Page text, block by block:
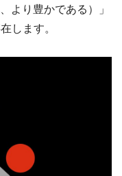
より豊かである）」
します。